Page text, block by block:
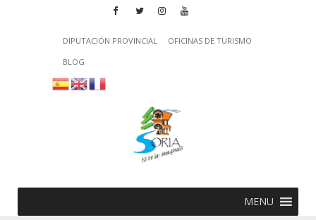
DIPUTACIÓN PROVINCIAL
OFICINAS DE TURISMO
BLOG
MENU